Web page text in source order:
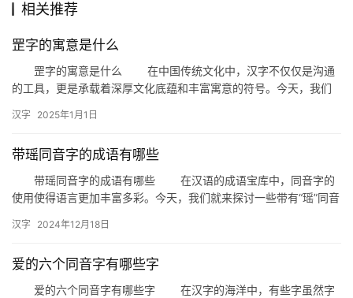
音
相关推荐
罡字的寓意是什么
罡字的寓意是什么 在中国传统文化中，汉字不仅仅是沟通
的工具，更是承载着深厚文化底蕴和丰富寓意的符号。今天，我们
汉字 2025年1月1日
带瑶同音字的成语有哪些
带瑶同音字的成语有哪些 在汉语的成语宝库中，同音字的
使用使得语言更加丰富多彩。今天，我们就来探讨一些带有“瑶”同音
汉字 2024年12月18日
爱的六个同音字有哪些字
爱的六个同音字有哪些字 在汉字的海洋中，有些字虽然字